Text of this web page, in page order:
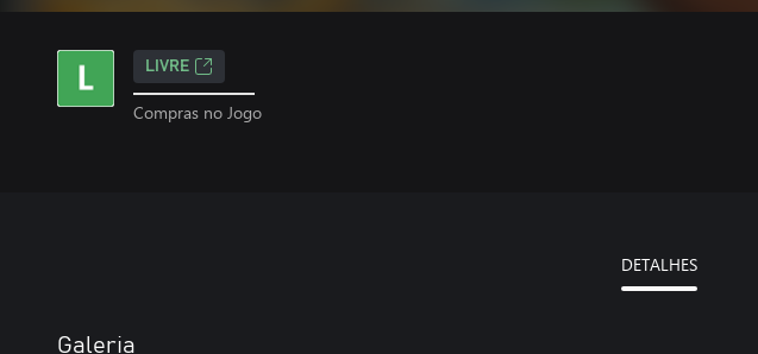
LIVRE
Compras no Jogo
DETALHES
Galeria